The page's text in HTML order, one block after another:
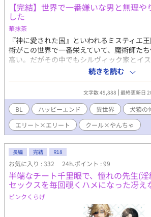
【完結】世界で一番嫌いな男と無理
した
華抹茶
『神に愛された国』といわれるミスティエ
術がこの世界で一番栄えていて、魔術師た
高い。だがその中でもシルヴィック家とイス
この国の双璧と言われるほどの力量を持っ
はとにかく犬猿の仲で白魔術師団副団長ジ
クと、黒魔術師団副団長ヴァージル・イス
かく仲が悪かった。 それがこの国の魔術師
は最悪だった。お陰で魔獣討伐でもミスが目
知られてしまいこの国は狙われることになる
ィエ王国の国王はとんでもない王命を発令し
シルヴィックとヴァージル・イスエンドの
「は……？ はぁぁぁぁ！？ な、なんでこ
ゃいけないんだ！」 「なっ……！ 僕だって
う！ お前みたいないけ好かない奴と結婚
だ！」 犬猿の仲である二人が結婚させられ
係性は大きく変わっていく―― ●全14話で
てます。
続きを読む
文字数 49,888 最終更新日
BL ハッピーエンド 異世界 犬猿の
エリート×エリート
クール×やんちゃ
長編 完結 R18
お気に入り : 332 24h.ポイント : 99
半端なチート千里眼で、憧れの先生(
セックスを毎回覗くハメになった冴え
ピンクくらげ